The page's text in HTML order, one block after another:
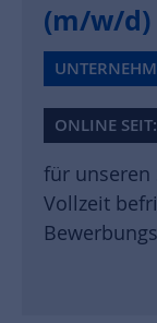
(m/w/d)
ONLINE
für unseren
Vollzeit